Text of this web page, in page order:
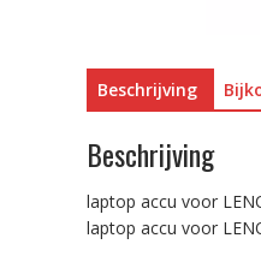
Beschrijving
Beschrijving
laptop accu voor
laptop accu voor